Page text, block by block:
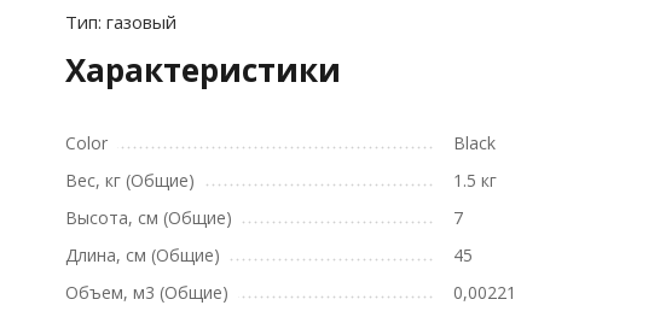
Тип: газовый
Характеристики
Color
Black
Вес, кг (Общие)
1.5 кг
Высота, см (Общие)
7
Длина, см (Общие)
45
Объем, м3 (Общие)
0,00221